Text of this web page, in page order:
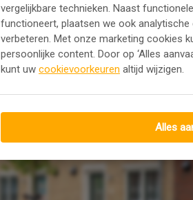
vergelijkbare technieken. Naast
functioneert, plaatsen we ook
verbeteren. Met onze marketing cookies
persoonlijke content. Door op ‘Alles
kunt uw cookievoorkeuren altijd wijzigen.
Alles